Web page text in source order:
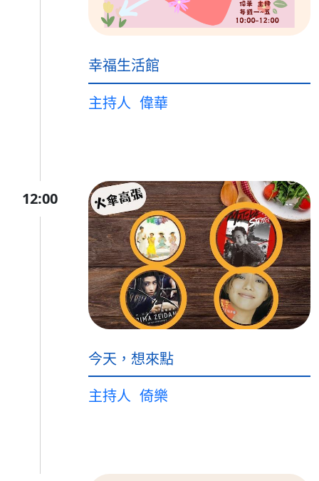
幸福生活館
主持人 偉華
12:00
今天，想來點
主持人 倚樂